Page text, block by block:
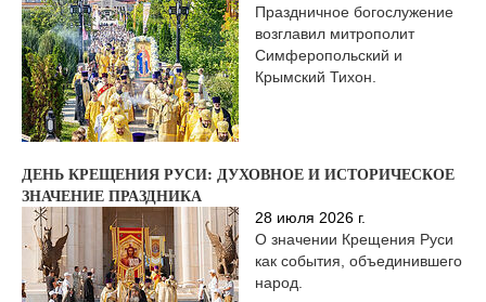
Праздничное богослужение
возглавил митрополит
Симферопольский и
Крымский Тихон.
ДЕНЬ КРЕЩЕНИЯ РУСИ: ДУХОВНОЕ И ИСТОРИЧЕСКОЕ
ЗНАЧЕНИЕ ПРАЗДНИКА
28 июля 2026 г.
О значении Крещения Руси
как события, объединившего
народ.